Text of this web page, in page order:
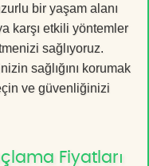
bir yaşam alanı
karşı etkili yöntemler
sağlıyoruz.
sağlığını korumak
ve güvenliğinizi
Fiyatları